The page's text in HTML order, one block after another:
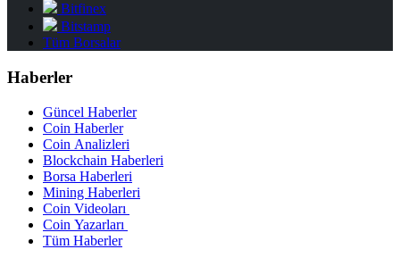
Bitfinex
Bitstamp
Tüm Borsalar
Haberler
Güncel Haberler
Coin Haberler
Coin Analizleri
Blockchain Haberleri
Borsa Haberleri
Mining Haberleri
Coin Videoları
Coin Yazarları
Tüm Haberler